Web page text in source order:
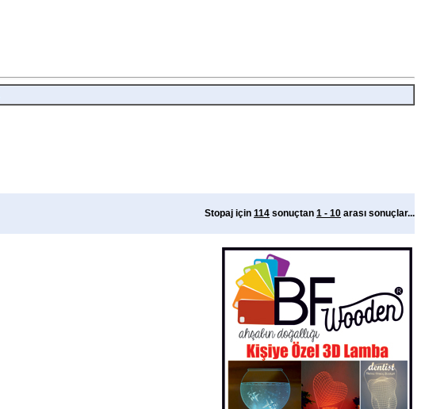
Stopaj için 114 sonuçtan 1 - 10 arası sonuçlar...